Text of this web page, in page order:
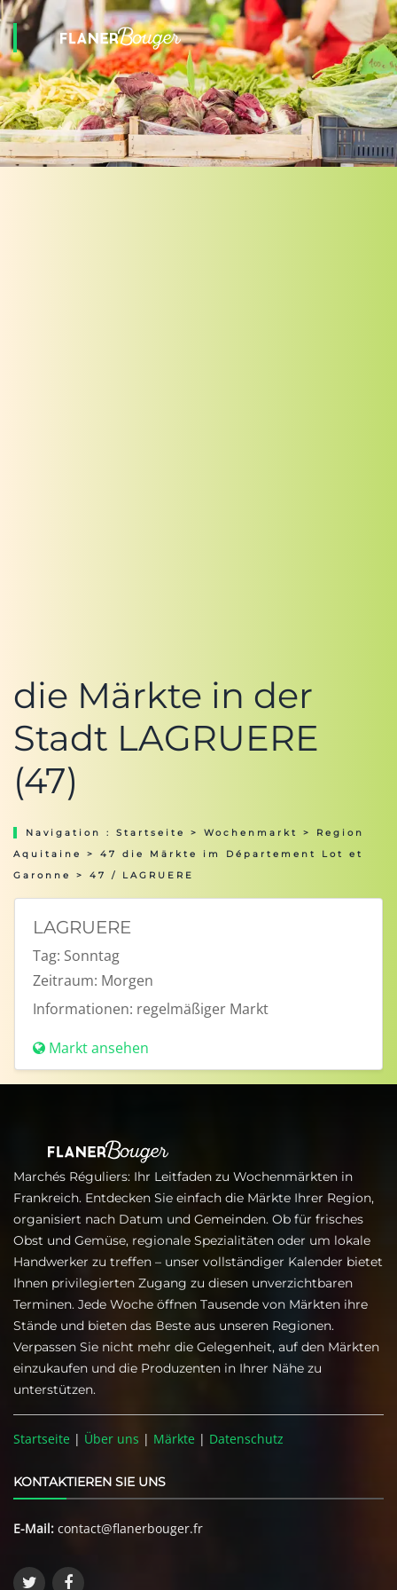
die Märkte in der
Stadt LAGRUERE
(47)
Navigation : Startseite > Wochenmarkt > Region
Aquitaine
> 47 die Märkte im Département Lot et
Garonne
> 47 / LAGRUERE
LAGRUERE
Tag: Sonntag
Zeitraum: Morgen
Informationen: regelmäßiger Markt
Markt ansehen
Marchés Réguliers: Ihr Leitfaden zu Wochenmärkten in
Frankreich. Entdecken Sie einfach die Märkte Ihrer Region,
organisiert nach Datum und Gemeinden. Ob für frisches
Obst und Gemüse, regionale Spezialitäten oder um lokale
Handwerker zu treffen – unser vollständiger Kalender bietet
Ihnen privilegierten Zugang zu diesen unverzichtbaren
Terminen. Jede Woche öffnen Tausende von Märkten ihre
Stände und bieten das Beste aus unseren Regionen.
Verpassen Sie nicht mehr die Gelegenheit, auf den Märkten
einzukaufen und die Produzenten in Ihrer Nähe zu
unterstützen.
Startseite | Über uns | Märkte | Datenschutz
KONTAKTIEREN SIE UNS
E-Mail: contact@flanerbouger.fr